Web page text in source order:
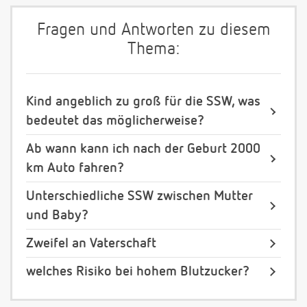
Fragen und Antworten zu diesem
Thema:
Kind angeblich zu groß für die SSW, was
bedeutet das möglicherweise?
Ab wann kann ich nach der Geburt 2000
km Auto fahren?
Unterschiedliche SSW zwischen Mutter
und Baby?
Zweifel an Vaterschaft
welches Risiko bei hohem Blutzucker?